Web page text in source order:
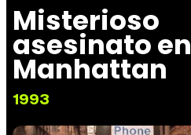
Misterioso
asesinato en
Manhattan
1993